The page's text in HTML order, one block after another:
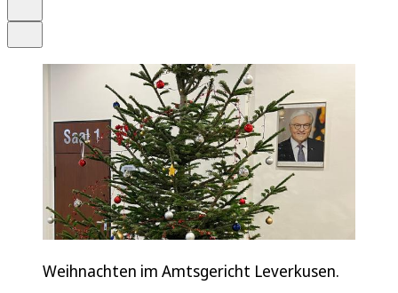
Weihnachten im Amtsgericht Leverkusen.